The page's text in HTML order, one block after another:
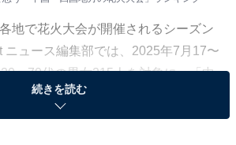
地で花火大会が開催されるシーズン
ニュース編集部では、2025年7月17〜
〜70代の男女215人を対象に、「中
大会」に関するアンケートを実施し
続きを読む